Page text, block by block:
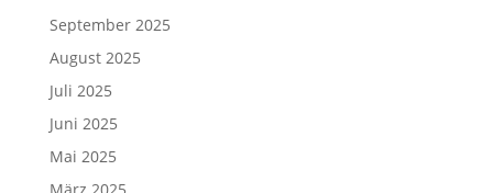
September 2025
August 2025
Juli 2025
Juni 2025
Mai 2025